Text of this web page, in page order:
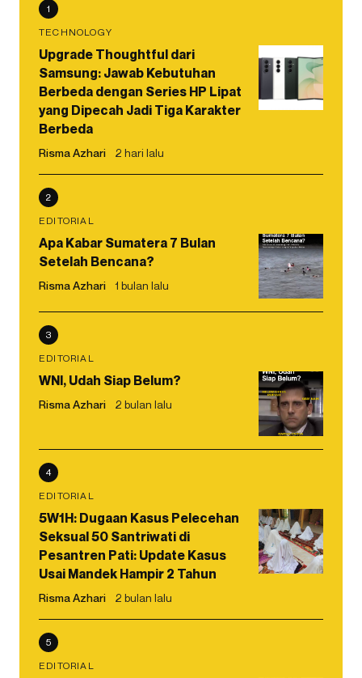
1
TECHNOLOGY
Upgrade Thoughtful dari
Samsung: Jawab Kebutuhan
Berbeda dengan Series HP Lipat
yang Dipecah Jadi Tiga Karakter
Berbeda
Risma Azhari 2 hari lalu
2
EDITORIAL
Apa Kabar Sumatera 7 Bulan
Setelah Bencana?
Risma Azhari 1 bulan lalu
3
EDITORIAL
WNI, Udah Siap Belum?
Risma Azhari 2 bulan lalu
4
EDITORIAL
5W1H: Dugaan Kasus Pelecehan
Seksual 50 Santriwati di
Pesantren Pati: Update Kasus
Usai Mandek Hampir 2 Tahun
Risma Azhari 2 bulan lalu
5
EDITORIAL